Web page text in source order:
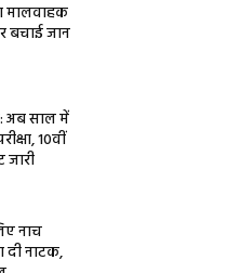
मालवाहक
बचाई जान
अब साल में
10वीं
नाच
दी नाटक,